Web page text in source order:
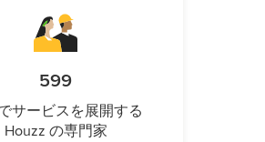
599
サービスを展開する
Houzz の専門家